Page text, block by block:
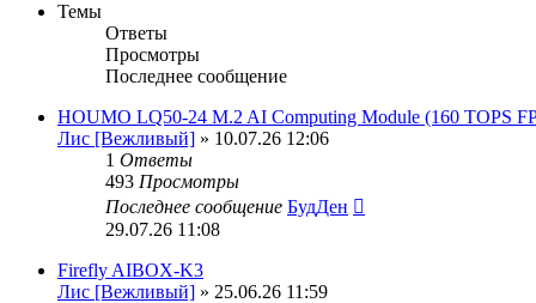
Темы
Ответы
Просмотры
Последнее сообщение
HOUMO LQ50-24 M.2 AI Computing Module (160 TOPS
Лис [Вежливый] » 10.07.26 12:06
1 Ответы
493 Просмотры
Последнее сообщение БудДен
29.07.26 11:08
Firefly AIBOX-K3
Лис [Вежливый] » 25.06.26 11:59